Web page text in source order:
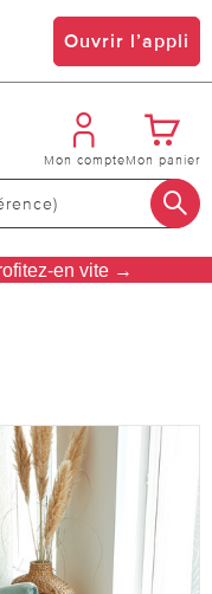
Ouvrir l’appli
Mon compteMon panier
en vite →